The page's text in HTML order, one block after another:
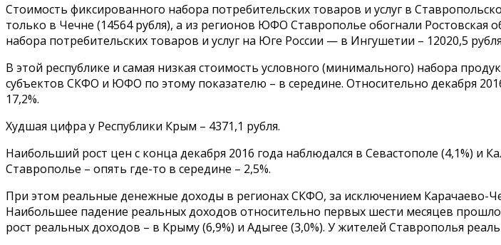
Стоимость фиксированного набора потребительских товаров и услуг в
только в Чечне (14564 рубля), а из регионов ЮФО Ставрополье обогнали Ростовская
набора потребительских товаров и услуг на Юге России — в Ингушетии – 12020,5
В этой республике и самая низкая стоимость условного (минимального) набора
субъектов СКФО и ЮФО по этому показателю – в середине. Относительно декабря
17,2%.
Худшая цифра у Республики Крым – 4371,1 рубля.
Наибольший рост цен с конца декабря 2016 года наблюдался в Севастополе (4,1%)
Ставрополье – опять где-то в середине – 2,5%.
При этом реальные денежные доходы в регионах СКФО, за исключением Карачаево-
Наибольшее падение реальных доходов относительно первых шести месяцев
рост реальных доходов – в Крыму (6,9%) и Адыгее (3,0%). У жителей Ставрополья